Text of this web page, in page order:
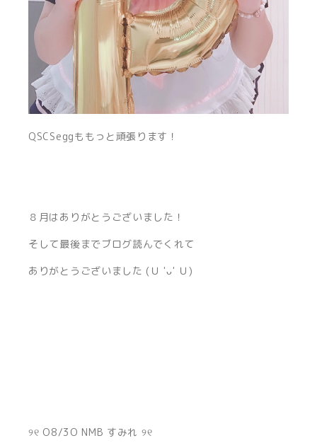
QSCSeggももっと頑張ります！
８月はありがとうございました！
そして最後までブログ読んでくれて
ありがとうございました (Ｕ 'ᴗ' Ｕ)
୨୧ O8/3O NMB すみれ ୨୧